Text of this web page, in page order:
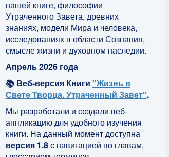
нашей книге, философии
Утраченного Завета, древних
знаниях, модели Мира и человека,
исследованиях в области Сознания,
смысле жизни и духовном наследии.
Апрель 2026 года
📚 Веб-версия Книги "Жизнь в
Свете Творца. Утраченный Завет".
Мы разработали и создали веб-
аппликацию для удобного изучения
книги. На данный момент доступна
версия 1.8с навигацией по главам,